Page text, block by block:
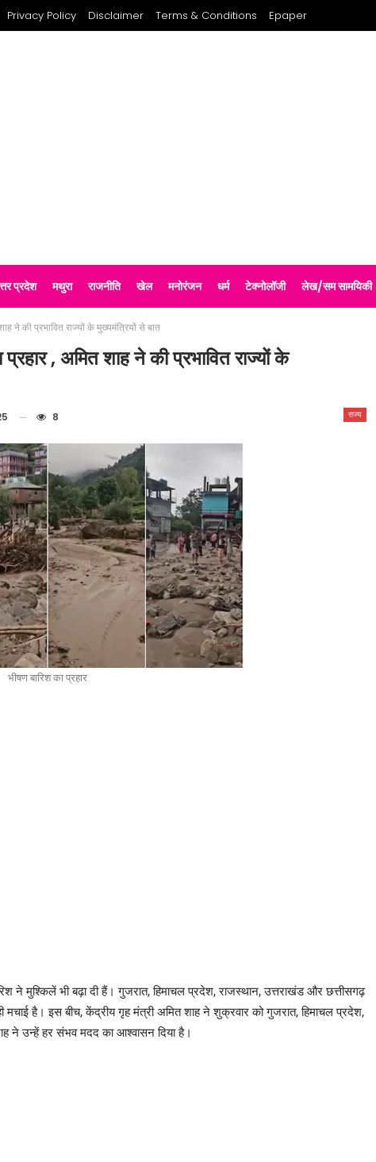
Privacy Policy Disclaimer Terms & Conditions Epaper
प्रदेश मथुरा राजनीति खेल मनोरंजन धर्म टेक्नोलॉजी लेख/सम सामयिकी
ने की प्रभावित राज्यों के मुख्यमंत्रियों से बात
, अमित शाह ने की प्रभावित राज्यों के
राज्य
8
भीषण बारिश का प्रहार
ने मुश्किलें भी बढ़ा दी हैं। गुजरात, हिमाचल प्रदेश, राजस्थान, उत्तराखंड और छत्तीसगढ़
है। इस बीच, केंद्रीय गृह मंत्री अमित शाह ने शुक्रवार को गुजरात, हिमाचल प्रदेश,
ने उन्हें हर संभव मदद का आश्वासन दिया है।